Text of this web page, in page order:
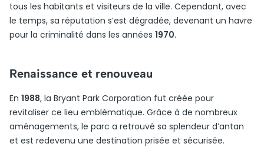
tous les habitants et visiteurs de la ville. Cependant, avec
le temps, sa réputation s’est dégradée, devenant un havre
pour la criminalité dans les années 1970.
Renaissance et renouveau
En 1988, la Bryant Park Corporation fut créée pour
revitaliser ce lieu emblématique. Grâce à de nombreux
aménagements, le parc a retrouvé sa splendeur d’antan
et est redevenu une destination prisée et sécurisée.